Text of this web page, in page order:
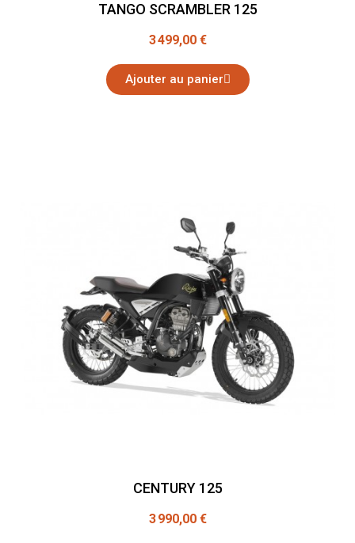
TANGO SCRAMBLER 125
3 499,00 €
Ajouter au panier
CENTURY 125
3 990,00 €